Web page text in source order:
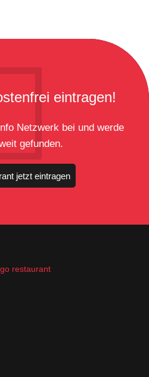
eintragen!
Netzwerk bei und werde
gefunden.
jetzt eintragen